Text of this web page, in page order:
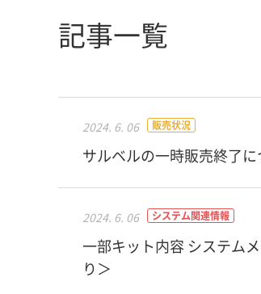
記事一覧
2024. 6. 06 販売状況
サルベルの一時販売終了に
2024. 6. 06 システム関連情報
一部キット内容 システム
り＞